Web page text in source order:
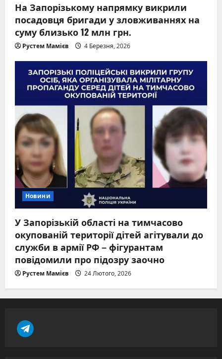
На Запорізькому напрямку викрили
посадовця бригади у зловживаннях на
суму близько 12 млн грн.
Рустем Мамієв 4 Березня, 2026
Новини
У Запорізькій області на тимчасово
окупованій території дітей агітували до
служби в армії РФ – фігурантам
повідомили про підозру заочно
Рустем Мамієв 24 Лютого, 2026
t
e